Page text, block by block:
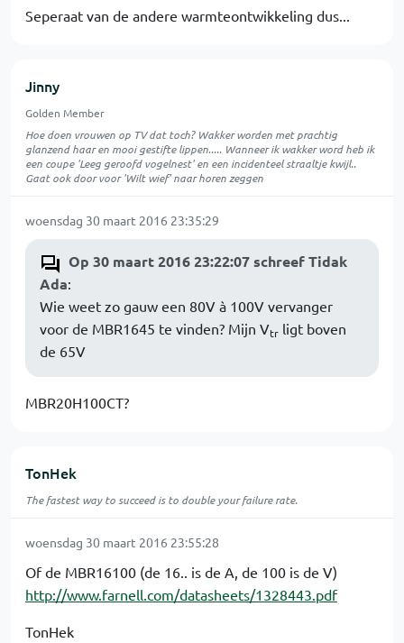
Seperaat van de andere warmteontwikkeling dus...
Jinny
Golden Member
Hoe doen vrouwen op TV dat toch? Wakker worden met prachtig
glanzend haar en mooi gestifte lippen..... Wanneer ik wakker word heb ik
een coupe 'Leeg geroofd vogelnest' en een incidenteel straaltje kwijl..
Gaat ook door voor 'Wilt wief' naar horen zeggen
woensdag 30 maart 2016 23:35:29
Op 30 maart 2016 23:22:07 schreef Tidak
Ada:
Wie weet zo gauw een 80V à 100V vervanger
voor de MBR1645 te vinden? Mijn Vtr ligt boven
de 65V
MBR20H100CT?
TonHek
The fastest way to succeed is to double your failure rate.
woensdag 30 maart 2016 23:55:28
Of de MBR16100 (de 16.. is de A, de 100 is de V)
http://www.farnell.com/datasheets/1328443.pdf
TonHek